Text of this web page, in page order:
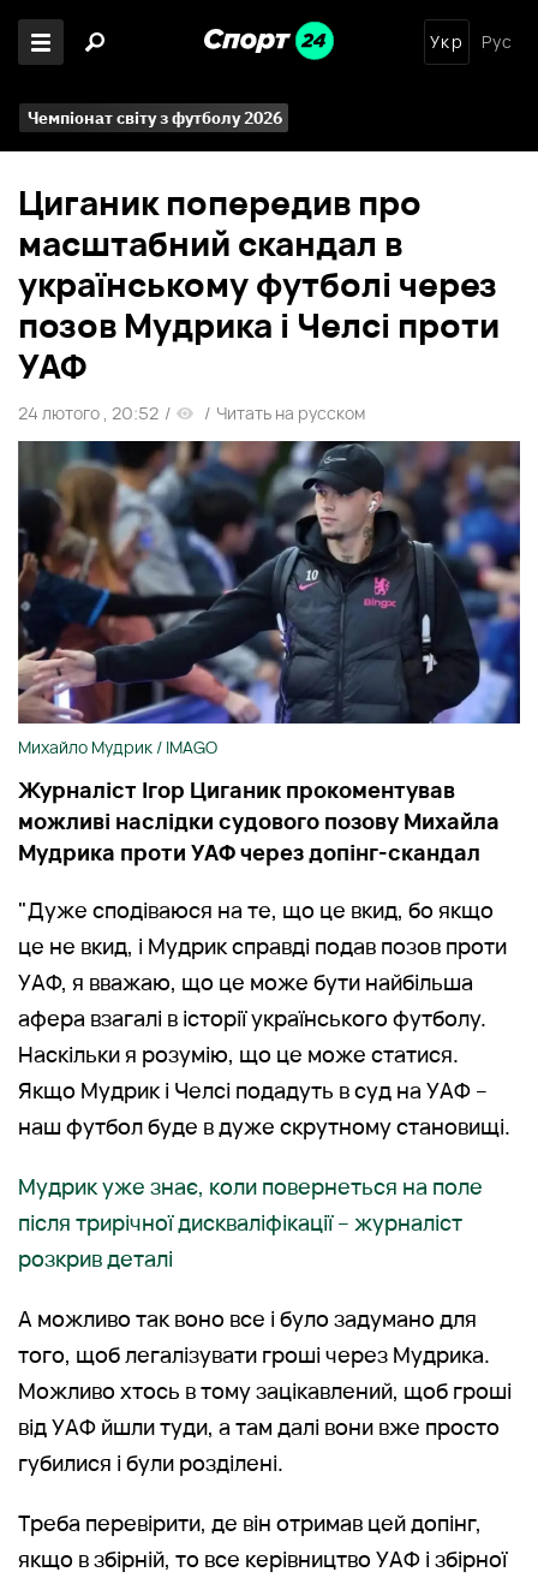
Укр Рус
Чемпіонат світу з футболу 2026
Циганик попередив про
масштабний скандал в
українському футболі через
позов Мудрика і Челсі проти
УАФ
24 лютого , 20:52 / / Читать на русском
Михайло Мудрик / IMAGO
Журналіст Ігор Циганик прокоментував
можливі наслідки судового позову Михайла
Мудрика проти УАФ через допінг-скандал
"Дуже сподіваюся на те, що це вкид, бо якщо
це не вкид, і Мудрик справді подав позов проти
УАФ, я вважаю, що це може бути найбільша
афера взагалі в історії українського футболу.
Наскільки я розумію, що це може статися.
Якщо Мудрик і Челсі подадуть в суд на УАФ –
наш футбол буде в дуже скрутному становищі.
Мудрик уже знає, коли повернеться на поле
після трирічної дискваліфікації – журналіст
розкрив деталі
А можливо так воно все і було задумано для
того, щоб легалізувати гроші через Мудрика.
Можливо хтось в тому зацікавлений, щоб гроші
від УАФ йшли туди, а там далі вони вже просто
губилися і були розділені.
Треба перевірити, де він отримав цей допінг,
якщо в збірній, то все керівництво УАФ і збірної